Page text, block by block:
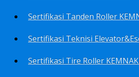
Sertifikasi Tanden Roller
Sertifikasi Tire Roller